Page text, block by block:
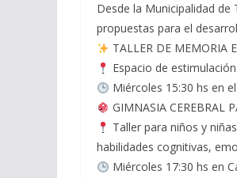
Desde la Municipalidad
propuestas para el
TALLER DE MEMORIA
Espacio de
Miércoles 15:30 hs en
GIMNASIA CEREBRAL
Taller para niños y
habilidades cognitivas,
Miércoles 17:30 hs en